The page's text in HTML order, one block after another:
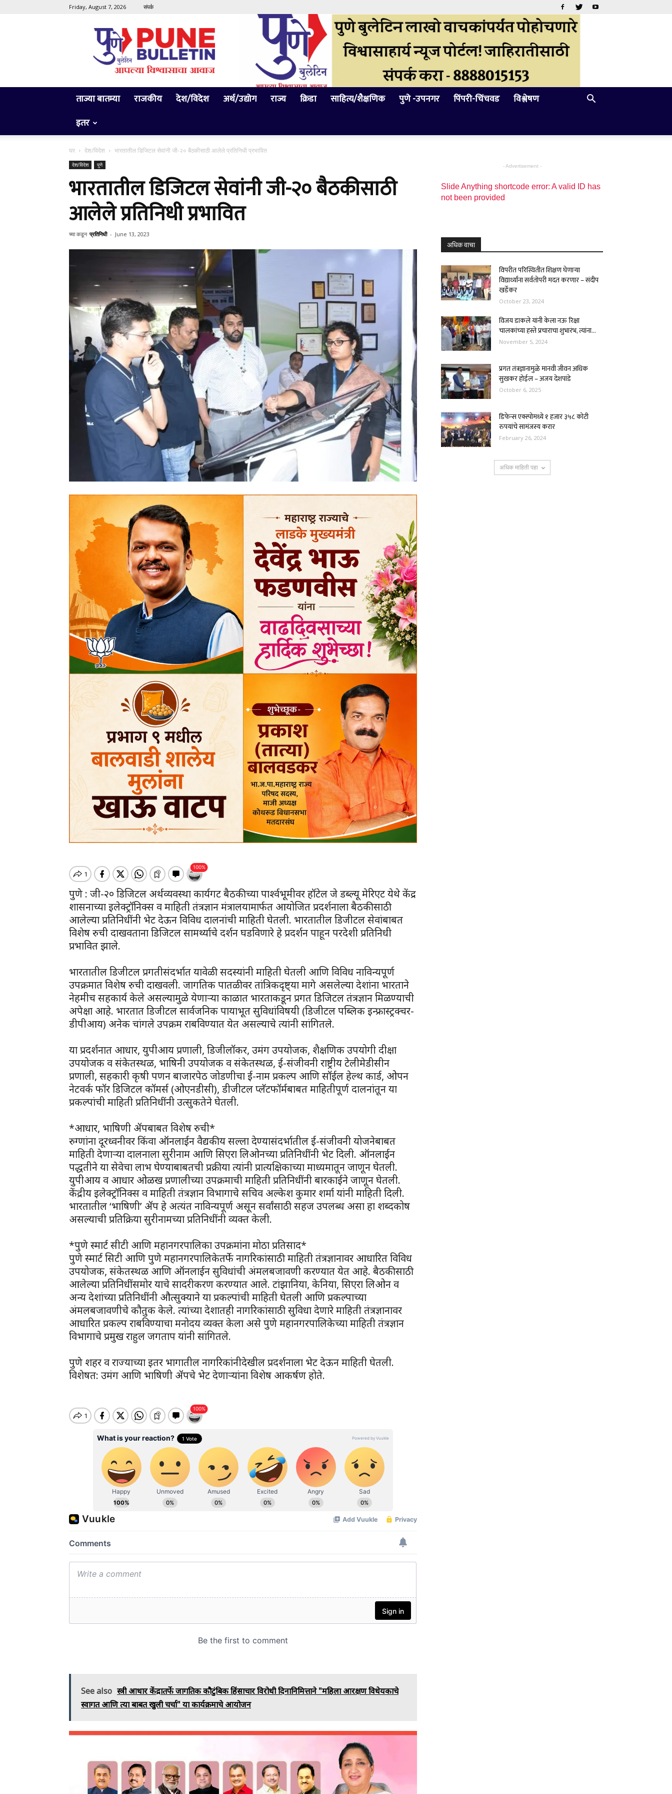
Friday, August 7, 2026 संपर्क
Pune
Bulletin
ताज्या बातम्या राजकीय देश/विदेश अर्थ/उद्योग राज्य क्रिडा साहित्य/शैक्षणिक पुणे -उपनगर पिंपरी-चिंचवड
विश्लेषण
इतर
घर देश/विदेश भारतातील डिजिटल सेवांनी जी-२० बैठकीसाठी आलेले प्रतिनिधी प्रभावित
देश/विदेश पुणे
भारतातील डिजिटल सेवांनी जी-२० बैठकीसाठी
आलेले प्रतिनिधी प्रभावित
च्या कडून प्रतिनिधी - June 13, 2023
पुणे : जी-२० डिजिटल अर्थव्यवस्था कार्यगट बैठकीच्या पार्श्वभूमीवर हॉटेल जे डब्ल्यू मेरिएट येथे केंद्र
शासनाच्या इलेक्ट्रॉनिक्स व माहिती तंत्रज्ञान मंत्रालयामार्फत आयोजित प्रदर्शनाला बैठकीसाठी
आलेल्या प्रतिनिधींनी भेट देऊन विविध दालनांची माहिती घेतली. भारतातील डिजीटल सेवांबाबत
विशेष रुची दाखवताना डिजिटल सामर्थ्याचे दर्शन घडविणारे हे प्रदर्शन पाहून परदेशी प्रतिनिधी
प्रभावित झाले.
भारतातील डिजीटल प्रगतीसंदर्भात यावेळी सदस्यांनी माहिती घेतली आणि विविध नाविन्यपूर्ण
उपक्रमात विशेष रुची दाखवली. जागतिक पातळीवर तांत्रिकदृष्ट्या मागे असलेल्या देशांना भारताने
नेहमीच सहकार्य केले असल्यामुळे येणाऱ्या काळात भारताकडून प्रगत डिजिटल तंत्रज्ञान मिळण्याची
अपेक्षा आहे. भारतात डिजीटल सार्वजनिक पायाभूत सुविधांविषयी (डिजीटल पब्लिक इन्फ्रास्ट्रक्चर-
डीपीआय) अनेक चांगले उपक्रम राबविण्यात येत असल्याचे त्यांनी सांगितले.
या प्रदर्शनात आधार, युपीआय प्रणाली, डिजीलॉकर, उमंग उपयोजक, शैक्षणिक उपयोगी दीक्षा
उपयोजक व संकेतस्थळ, भाषिनी उपयोजक व संकेतस्थळ, ई-संजीवनी राष्ट्रीय टेलीमेडीसीन
प्रणाली, सहकारी कृषी पणन बाजारपेठ जोडणीचा ई-नाम प्रकल्प आणि सॉईल हेल्थ कार्ड, ओपन
नेटवर्क फॉर डिजिटल कॉमर्स (ओएनडीसी), डीजीटल प्लॅटफॉर्मबाबत माहितीपूर्ण दालनांतून या
प्रकल्पांची माहिती प्रतिनिधींनी उत्सुकतेने घेतली.
*आधार, भाषिणी ॲपबाबत विशेष रुची*
रुग्णांना दूरध्वनीवर किंवा ऑनलाईन वैद्यकीय सल्ला देण्यासंदर्भातील ई-संजीवनी योजनेबाबत
माहिती देणाऱ्या दालनाला सुरीनाम आणि सिएरा लिओनच्या प्रतिनिधींनी भेट दिली. ऑनलाईन
पद्धतीने या सेवेचा लाभ घेण्याबाबतची प्रक्रीया त्यांनी प्रात्यक्षिकाच्या माध्यमातून जाणून घेतली.
युपीआय व आधार ओळख प्रणालीच्या उपक्रमाची माहिती प्रतिनिधींनी बारकाईने जाणून घेतली.
केंद्रीय इलेक्ट्रॉनिक्स व माहिती तंत्रज्ञान विभागाचे सचिव अल्केश कुमार शर्मा यांनी माहिती दिली.
भारतातील ‘भाषिणी’ ॲप हे अत्यंत नाविन्यपूर्ण असून सर्वांसाठी सहज उपलब्ध असा हा शब्दकोष
असल्याची प्रतिक्रिया सुरीनामच्या प्रतिनिधींनी व्यक्त केली.
*पुणे स्मार्ट सीटी आणि महानगरपालिका उपक्रमांना मोठा प्रतिसाद*
पुणे स्मार्ट सिटी आणि पुणे महानगरपालिकेतर्फे नागरिकांसाठी माहिती तंत्रज्ञानावर आधारित विविध
उपयोजक, संकेतस्थळ आणि ऑनलाईन सुविधांची अंमलबजावणी करण्यात येत आहे. बैठकीसाठी
आलेल्या प्रतिनिधींसमोर याचे सादरीकरण करण्यात आले. टांझानिया, केनिया, सिएरा लिओन व
अन्य देशांच्या प्रतिनिधींनी औत्सुक्याने या प्रकल्पांची माहिती घेतली आणि प्रकल्पाच्या
अंमलबजावणीचे कौतुक केले. त्यांच्या देशातही नागरिकांसाठी सुविधा देणारे माहिती तंत्रज्ञानावर
आधारित प्रकल्प राबविण्याचा मनोदय व्यक्त केला असे पुणे महानगरपालिकेच्या माहिती तंत्रज्ञान
विभागाचे प्रमुख राहुल जगताप यांनी सांगितले.
पुणे शहर व राज्याच्या इतर भागातील नागरिकांनीदेखील प्रदर्शनाला भेट देऊन माहिती घेतली.
विशेषत: उमंग आणि भाषिणी ॲपचे भेट देणाऱ्यांना विशेष आकर्षण होते.
See also स्त्री आधार केंद्रातर्फे जागतिक कौटुंबिक हिंसाचार विरोधी दिनानिमित्ताने "महिला आरक्षण विधेयकाचे
स्वागत आणि त्या बाबत खुली चर्चा" या कार्यक्रमाचे आयोजन
- Advertisement -
Slide Anything shortcode error: A valid ID has
not been provided
अधिक वाचा
विपरीत परिस्थितीत शिक्षण घेणाऱ्या
विद्यार्थ्यांना सर्वतोपरी मदत करणार – संदीप
खर्डेकर
October 23, 2024
विजय डाकले यांनी केला नऊ रिक्षा
चालकांच्या हस्ते प्रचाराचा शुभारंभ, त्यांना...
November 5, 2024
प्रगत तंत्रज्ञानामुळे मानवी जीवन अधिक
सुखकर होईल – अजय देशपांडे
October 6, 2025
डिफेन्स एक्स्पोमध्ये १ हजार ३५८ कोटी
रुपयांचे सामंजस्य करार
February 26, 2024
अधिक माहिती पहा